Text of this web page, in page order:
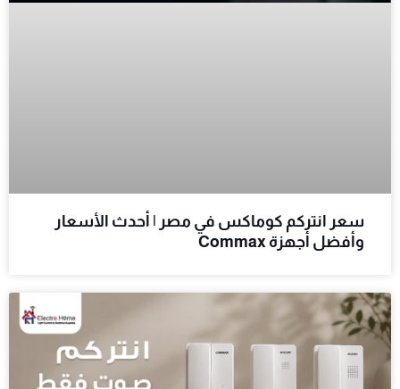
سعر انتركم كوماكس في مصر | أحدث الأسعار
وأفضل أجهزة Commax